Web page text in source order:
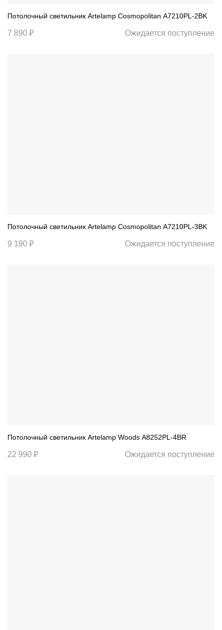
Потолочный светильник Artelamp Cosmopolitan A7210PL-2BK
7 890 ₽ Ожидается поступление
Потолочный светильник Artelamp Cosmopolitan A7210PL-3BK
9 190 ₽ Ожидается поступление
Потолочный светильник Artelamp Woods A8252PL-4BR
22 990 ₽ Ожидается поступление